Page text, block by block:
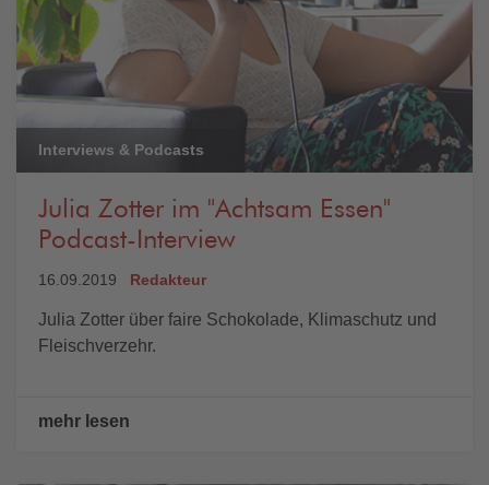
Interviews & Podcasts
Julia Zotter im "Achtsam Essen"
Podcast-Interview
16.09.2019 Redakteur
Julia Zotter über faire Schokolade, Klimaschutz und
Fleischverzehr.
mehr lesen